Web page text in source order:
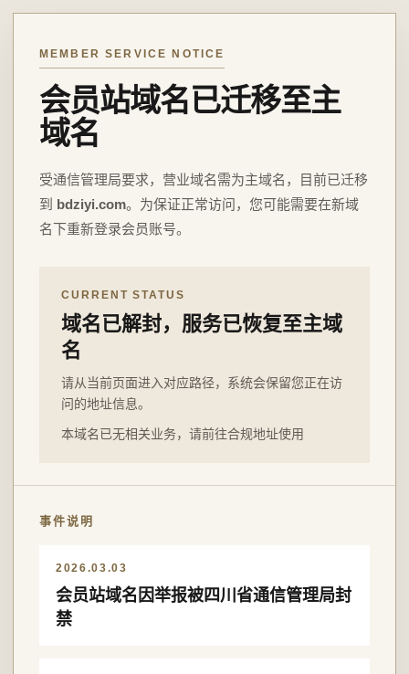
MEMBER SERVICE NOTICE
会员站域名已迁移至主
域名
受通信管理局要求，营业域名需为主域名，目前已迁移
到 bdziyi.com。为保证正常访问，您可能需要在新域
名下重新登录会员账号。
CURRENT STATUS
域名已解封，服务已恢复至主域
名
请从当前页面进入对应路径，系统会保留您正在访
问的地址信息。
本域名已无相关业务，请前往合规地址使用
事件说明
2026.03.03
会员站域名因举报被四川省通信管理局封
禁